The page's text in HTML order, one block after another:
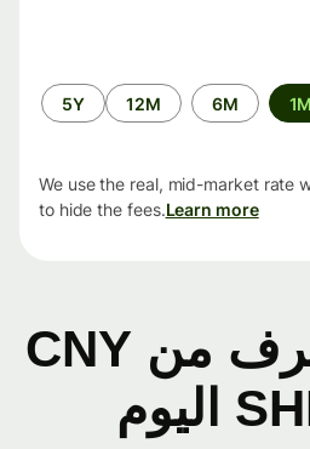
6M
12M
5Y
We use the real, mid-market
to hide the fees.Learn more
أسعار الصرف من CNY